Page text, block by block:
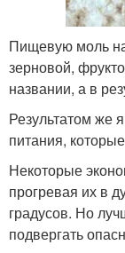
Пищевую моль
зерновой,
названии, а в
Результатом же
питания,
Некоторые
прогревая их в
градусов. Но
подвергать